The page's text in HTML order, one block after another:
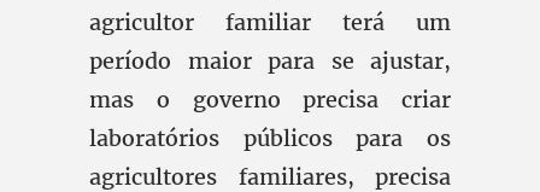
agricultor familiar terá um
período maior para se ajustar,
mas o governo precisa criar
laboratórios públicos para os
agricultores familiares, precisa